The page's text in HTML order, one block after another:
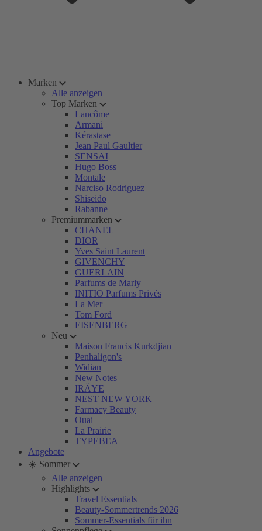
Marken
Alle anzeigen
Top Marken
Lancôme
Armani
Kérastase
Jean Paul Gaultier
SENSAI
Hugo Boss
Montale
Narciso Rodriguez
Shiseido
Rabanne
Premiummarken
CHANEL
DIOR
Yves Saint Laurent
GIVENCHY
GUERLAIN
Parfums de Marly
INITIO Parfums Privés
La Mer
Tom Ford
EISENBERG
Neu
Maison Francis Kurkdjian
Penhaligon's
Widian
New Notes
IRÄYE
NEST NEW YORK
Farmacy Beauty
Ouai
La Prairie
TYPEBEA
Angebote
☀️ Sommer
Alle anzeigen
Highlights
Travel Essentials
Beauty-Sommertrends 2026
Sommer-Essentials für ihn